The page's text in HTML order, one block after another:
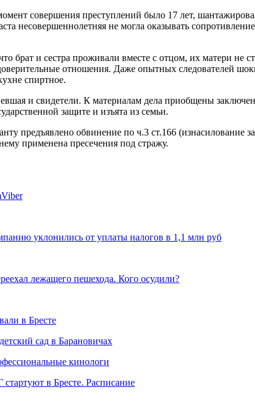
совершения преступлений было 17 лет,
несовершеннолетняя не могла оказывать
брат и сестра проживали вместе с отцом, их матери не
отношения. Даже опытных следователей
спиртное.
и свидетели. К материалам дела приобщены
защите и изъята из семьи.
предъявлено обвинение по ч.3 ст.166 (изнасилование
применена пресечения под стражу.
Viber
уклонились от уплаты налогов в 1,1 млн руб
лежащего пешехода. Кого осудили?
в Бресте
сад в Барановичах
кинологи
в Бресте. Расписание